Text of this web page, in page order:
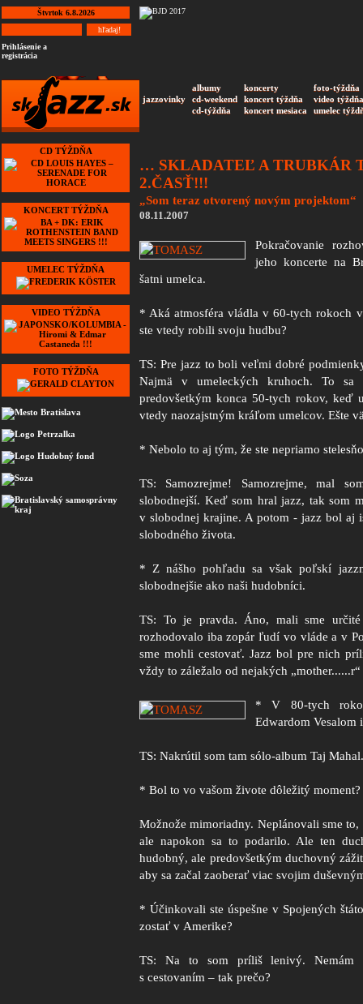
Štvrtok 6.8.2026
Prihlásenie a
registrácia
jazzovinky
albumy koncerty
foto-týždňa
cd-weekend
koncert týždňa
video týždňa
cd-týždňa
koncert mesiaca umelec
CD TÝŽDŇA
KONCERT TÝŽDŇA
UMELEC TÝŽDŇA
VIDEO TÝŽDŇA
FOTO TÝŽDŇA
… SKLADATEĽ A TRUBKÁR
2.ČASŤ!!!
„Som teraz otvorený novým projektom“
08.11.2007
Pokračovanie
jeho koncerte na
šatni umelca.
* Aká atmosféra vládla v 60-tych rokoch
ste vtedy robili svoju hudbu?
TS: Pre jazz to boli veľmi dobré
Najmä v umeleckých kruhoch. To
predovšetkým konca 50-tych rokov, keď
vtedy naozajstným kráľom umelcov. Ešte
* Nebolo to aj tým, že ste nepriamo
TS: Samozrejme! Samozrejme, mal
slobodnejší. Keď som hral jazz, tak som
v slobodnej krajine. A potom - jazz bol aj
slobodného života.
* Z nášho pohľadu sa však poľskí
slobodnejšie ako naši hudobníci.
TS: To je pravda. Áno, mali sme
rozhodovalo iba zopár ľudí vo vláde a v
sme mohli cestovať. Jazz bol pre nich
vždy to záležalo od nejakých
*V 80-tych
Edwardom Vesalom
TS: Nakrútil som tam sólo-album Taj Mahal.
* Bol to vo vašom živote dôležitý moment?
Možnože mimoriadny. Neplánovali sme
ale napokon sa to podarilo. Ale ten
hudobný, ale predovšetkým duchovný
aby sa začal zaoberať viac svojim
* Účinkovali ste úspešne v Spojených
zostať v Amerike?
TS: Na to som príliš lenivý. Nemám
s cestovaním – tak prečo?